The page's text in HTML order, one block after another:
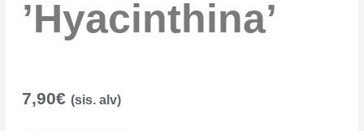
’Hyacinthina’
7,90€ (sis. alv)